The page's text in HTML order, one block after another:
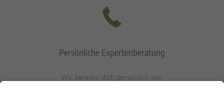
Persönliche Expertenberatung
Wir beraten dich persönlich von